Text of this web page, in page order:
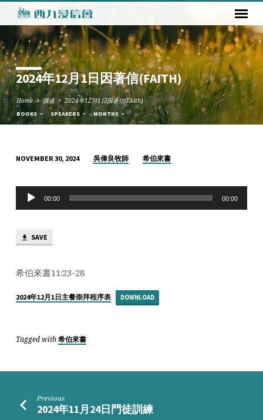
2024年12月1日因著信(FAITH)
Home 講道 2024年12月1日因著信(FAith)
BOOKS SPEAKERS MONTHS
年
12
月
日
著
(FAITH)
NOVEMBER 30, 2024 吳偉良牧師 希伯來書
Audio
Player
00:00 00:00
SAVE
希伯來書11:23-28
2024年12月1日主餐崇拜程序表 DOWNLOAD
Tagged with 希伯來書
Previous
2024年11月24日門徒訓練